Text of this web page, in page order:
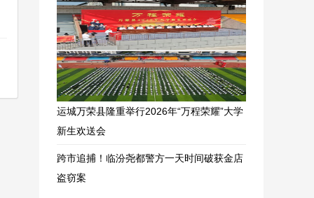
运城万荣县隆重举行2026年“万程荣耀”大学
新生欢送会
跨市追捕！临汾尧都警方一天时间破获金店
盗窃案